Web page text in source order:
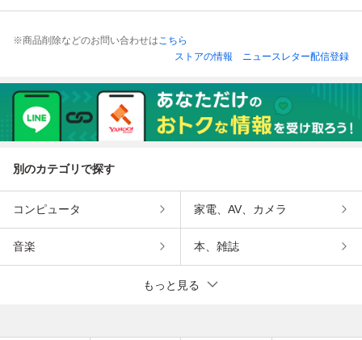
※商品削除などのお問い合わせはこちら
ストアの情報
ニュースレター配信登録
別のカテゴリで探す
コンピュータ 家電、AV、カメラ
音楽 本、雑誌
もっと見る